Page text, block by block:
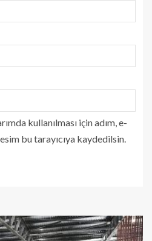
kullanılması için adım, e-
bu tarayıcıya kaydedilsin.